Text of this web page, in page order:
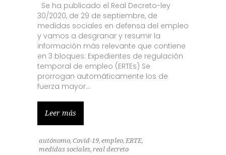
Se ha publicado el Real Decreto-ley
30/2020, de 29 de septiembre, de
medidas sociales en defensa del empleo
y vamos a desgranar y resumir la
información más relevante que contiene
en 3 bloques: Expedientes de regulación
temporal de empleo (ERTEs) Se
prorrogan automáticamente los de
fuerza mayor
Leer más
autónomo, Covid-19, empleo, ERTE,
medidas sociales, real decreto